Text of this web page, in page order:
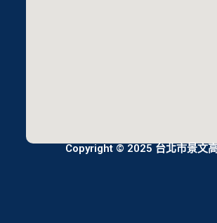
Copyright © 2025 台北市景文